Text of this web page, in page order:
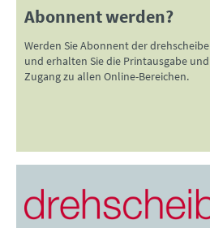
Abonnent werden?
Werden Sie Abonnent der drehscheibe
und erhalten Sie die Printausgabe und
Zugang zu allen Online-Bereichen.